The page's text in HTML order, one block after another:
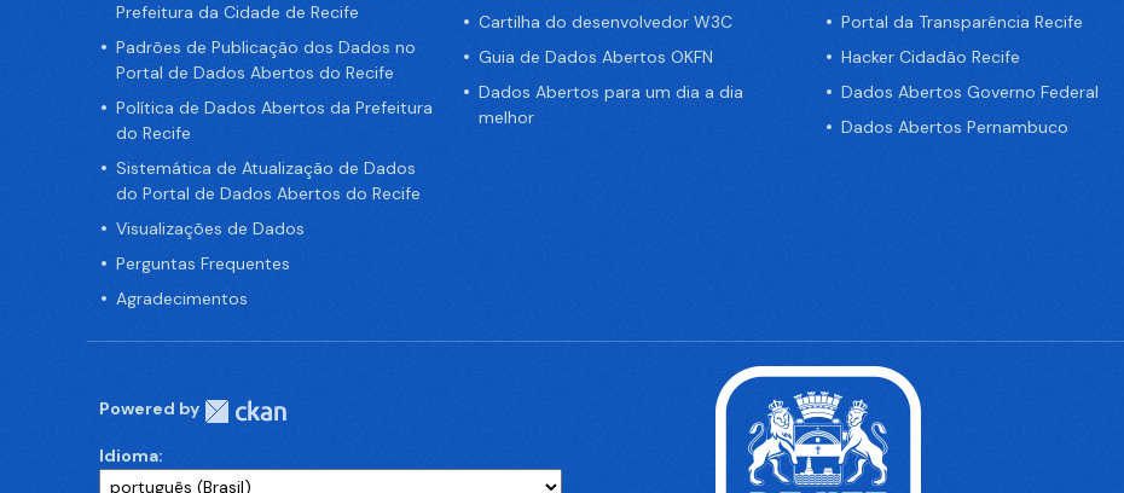
Prefeitura da Cidade de Recife
Padrões de Publicação dos Dados no
Portal de Dados Abertos do Recife
Política de Dados Abertos da Prefeitura
do Recife
Sistemática de Atualização de Dados
do Portal de Dados Abertos do Recife
Visualizações de Dados
Perguntas Frequentes
Agradecimentos
Cartilha do desenvolvedor W3C
Guia de Dados Abertos OKFN
Dados Abertos para um dia a dia
melhor
Portal da Transparência Recife
Hacker Cidadão Recife
Dados Abertos Governo Federal
Dados Abertos Pernambuco
Powered by
Idioma